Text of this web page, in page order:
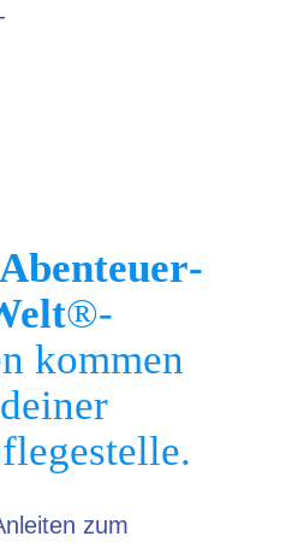
Abenteuer­
®-
kommen
zum